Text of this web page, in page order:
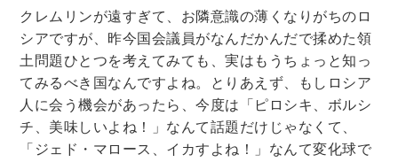
クレムリンが遠すぎて、お隣意識の薄くなりがちのロ
シアですが、昨今国会議員がなんだかんだで揉めた領
土問題ひとつを考えてみても、実はもうちょっと知っ
てみるべき国なんですよね。とりあえず、もしロシア
人に会う機会があったら、今度は「ピロシキ、ボルシ
チ、美味しいよね！」なんて話題だけじゃなくて、
「ジェド・マロース、イカすよね！」なんて変化球で